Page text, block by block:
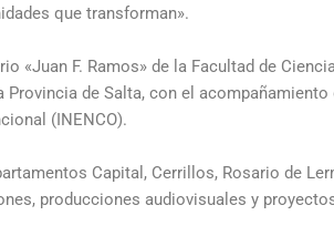
que transforman».
«Juan F. Ramos» de la Facultad de
de Salta, con el
(INENCO).
Capital, Cerrillos, Rosario de
producciones audiovisuales y